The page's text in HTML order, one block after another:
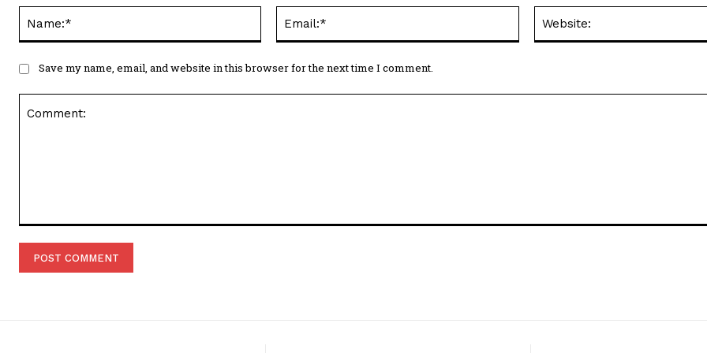
Save my name, email, and website in this browser for the next time I comment.